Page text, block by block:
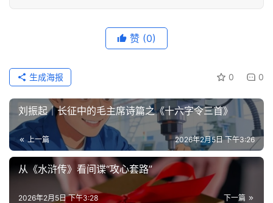
赞 (0)
0 0
生成海报
刘振起｜长征中的毛主席诗篇之《十六字令三首》
上一篇 2026年2月5日 下午3:26
从《水浒传》看间谍“攻心套路”
下一篇
2026年2月5日 下午3:28